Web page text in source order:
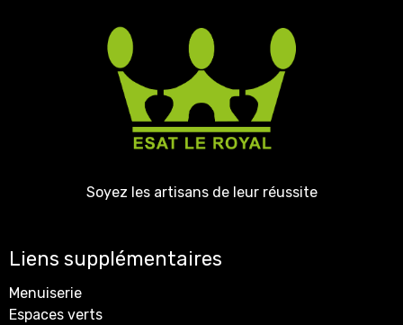
Soyez les artisans de leur réussite
Liens supplémentaires
Menuiserie
Espaces verts